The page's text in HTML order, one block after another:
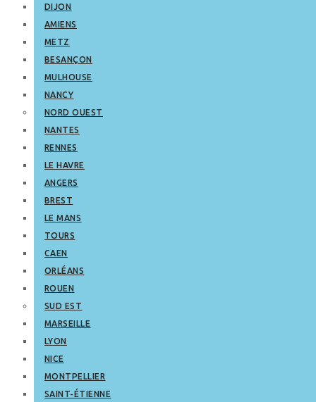
DIJON
AMIENS
METZ
BESANÇON
MULHOUSE
NANCY
NORD OUEST
NANTES
RENNES
LE HAVRE
ANGERS
BREST
LE MANS
TOURS
CAEN
ORLÉANS
ROUEN
SUD EST
MARSEILLE
LYON
NICE
MONTPELLIER
SAINT-ÉTIENNE